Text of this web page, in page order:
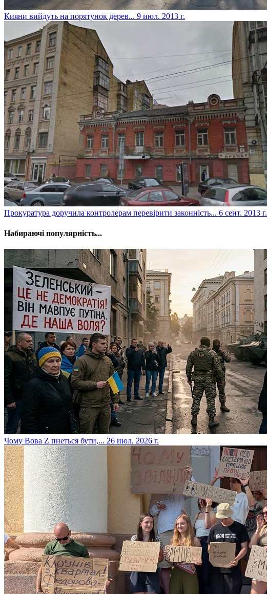
Кияни вийдуть на порятунок дерев... 9 июл. 2013 г.
Прокуратура доручила контролерам перевірити законність... 6 сент. 2013 г.
Набираючі популярність...
​Чому Вова Z пнеться бути,... 26 июл. 2026 г.